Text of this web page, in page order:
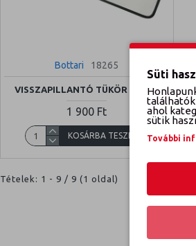
Bottari 18265
VISSZAPILLANTÓ TÜKÖR BELSŐ
1 900 Ft
KOSÁRBA TESZEM
Tételek: 1 - 9 / 9 (1 oldal)
Süti
ahol
sütik
További